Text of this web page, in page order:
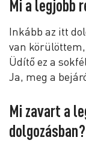
Mi a legjobb
Inkább az itt
van
Üdítő ez a
Ja, meg a
Mi zavart a
dolgozásban?